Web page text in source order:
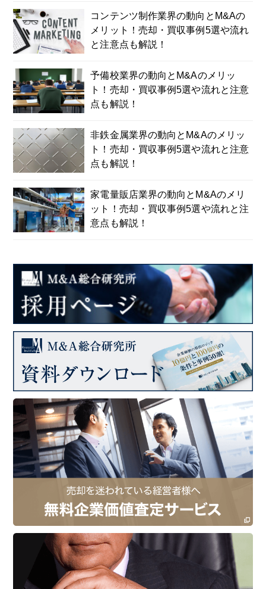
コンテンツ制作業界の動向とM&Aの
メリット！売却・買収事例5選や流れ
と注意点も解説！
予備校業界の動向とM&Aのメリッ
ト！売却・買収事例5選や流れと注意
点も解説！
非鉄金属業界の動向とM&Aのメリッ
ト！売却・買収事例5選や流れと注意
点も解説！
家電量販店業界の動向とM&Aのメリ
ット！売却・買収事例5選や流れと注
意点も解説！